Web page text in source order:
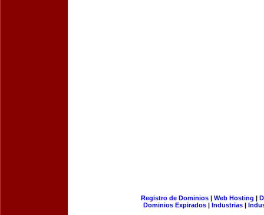
Registro de Dominios| Web Hosting |
Dominios Expirados | Industrias |